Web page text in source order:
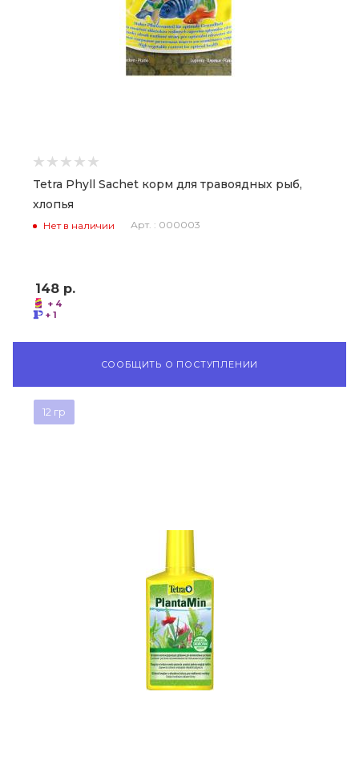
Tetra Phyll Sachet корм для травоядных рыб,
хлопья
Нет в наличии Арт. : 000003
148 р.
+ 4
+ 1
СООБЩИТЬ О ПОСТУПЛЕНИИ
12 гр